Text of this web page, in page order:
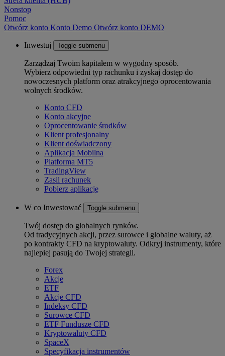
Nonstop
Pomoc
Otwórz konto Konto Demo Otwórz konto DEMO
Inwestuj Toggle submenu
Zarządzaj Twoim kapitałem w wygodny sposób.
Wybierz odpowiedni typ rachunku i zyskaj dostęp do
nowoczesnych platform oraz atrakcyjnego oprocentowania
wolnych środków.
Konto CFD
Konto akcyjne
Oprocentowanie środków
Klient profesjonalny
Klient doświadczony
Aplikacja Mobilna
Platforma MT5
TradingView
Zasil rachunek
Pobierz aplikację
W co Inwestować Toggle submenu
Twój dostęp do globalnych rynków.
Od tradycyjnych akcji, przez surowce i globalne waluty, aż
po kontrakty CFD na kryptowaluty. Odkryj instrumenty, które
najlepiej pasują do Twojej strategii.
Forex
Akcje
ETF
Akcje CFD
Indeksy CFD
Surowce CFD
ETF Fundusze CFD
Kryptowaluty CFD
SpaceX
Specyfikacja instrumentów